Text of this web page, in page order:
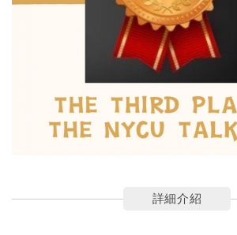
詳細介紹